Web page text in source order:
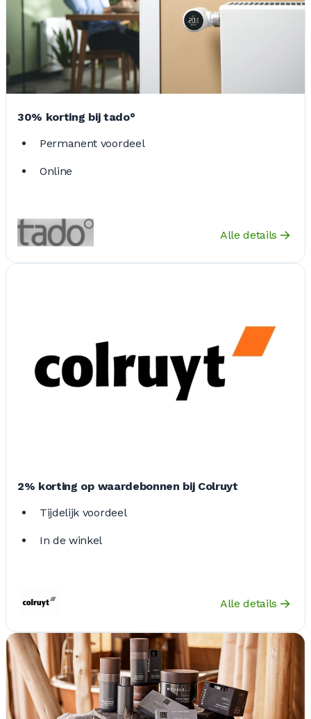
30% korting bij tado°
Permanent voordeel
Online
Alle details
2% korting op waardebonnen bij Colruyt
Tijdelijk voordeel
In de winkel
Alle details